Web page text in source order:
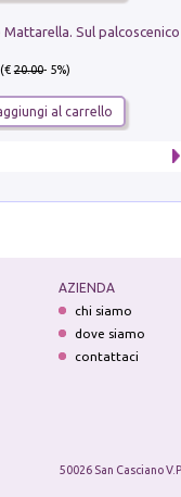
(€20.00- 5%)
al carrello
AZIENDA
chi siamo
dove siamo
contattaci
50026 San Casciano